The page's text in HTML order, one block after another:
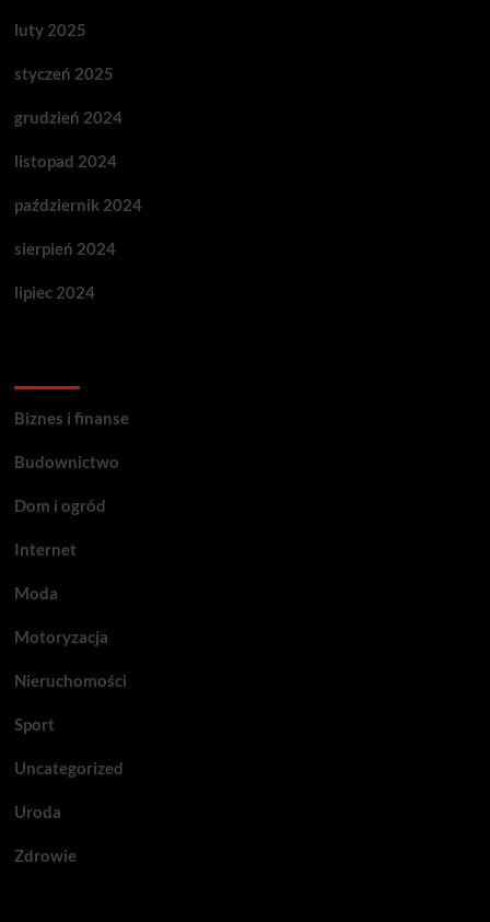
luty 2025
styczeń 2025
grudzień 2024
listopad 2024
październik 2024
sierpień 2024
lipiec 2024
Biznes i finanse
Budownictwo
Dom i ogród
Internet
Moda
Motoryzacja
Nieruchomości
Sport
Uncategorized
Uroda
Zdrowie